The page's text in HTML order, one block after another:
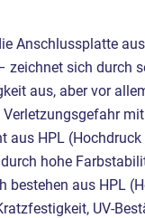
Anschlussplatte
zeichnet sich durch
aus, aber vor
aus HPL
hohe
bestehen aus HPL
UV-